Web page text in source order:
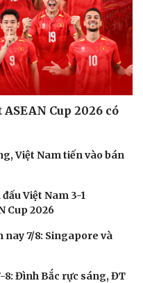
Cup 2026 có
Việt Nam tiến vào bán
Việt Nam 3-1
Cup 2026
nay 7/8: Singapore và
8: Đình Bắc rực sáng, ĐT